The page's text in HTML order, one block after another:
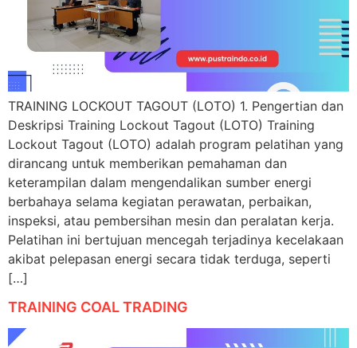
TRAINING LOCKOUT TAGOUT (LOTO) 1. Pengertian dan
Deskripsi Training Lockout Tagout (LOTO) Training
Lockout Tagout (LOTO) adalah program pelatihan yang
dirancang untuk memberikan pemahaman dan
keterampilan dalam mengendalikan sumber energi
berbahaya selama kegiatan perawatan, perbaikan,
inspeksi, atau pembersihan mesin dan peralatan kerja.
Pelatihan ini bertujuan mencegah terjadinya kecelakaan
akibat pelepasan energi secara tidak terduga, seperti
[…]
TRAINING COAL TRADING